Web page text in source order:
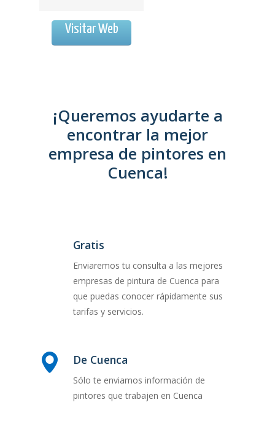
Visitar Web
¡Queremos ayudarte a
encontrar la mejor
empresa de pintores en
Cuenca!
Gratis
Enviaremos tu consulta a las mejores
empresas de pintura de Cuenca para
que puedas conocer rápidamente sus
tarifas y servicios.
De Cuenca
Sólo te enviamos información de
pintores que trabajen en Cuenca